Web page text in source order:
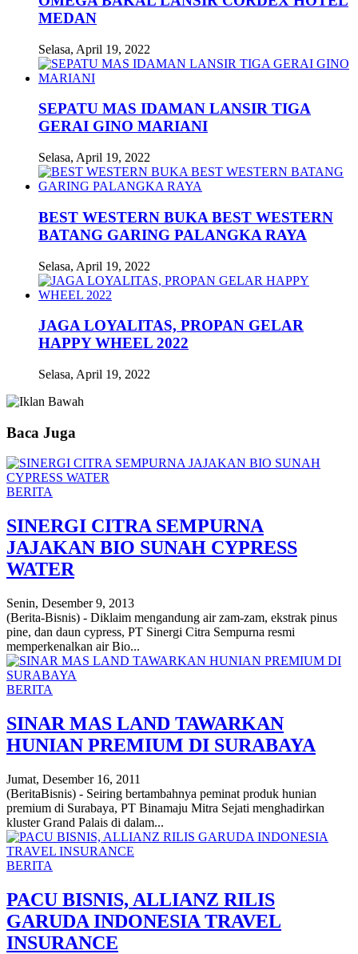
MEDAN
Selasa, April 19, 2022
SEPATU MAS IDAMAN LANSIR TIGA
GERAI GINO MARIANI
Selasa, April 19, 2022
BEST WESTERN BUKA BEST WESTERN
BATANG GARING PALANGKA RAYA
Selasa, April 19, 2022
JAGA LOYALITAS, PROPAN GELAR
HAPPY WHEEL 2022
Selasa, April 19, 2022
Baca Juga
BERITA
SINERGI CITRA SEMPURNA
JAJAKAN BIO SUNAH CYPRESS
WATER
Senin, Desember 9, 2013
(Berita-Bisnis) - Diklaim mengandung air zam-zam, ekstrak pinus
pine, dan daun cypress, PT Sinergi Citra Sempurna resmi
memperkenalkan air Bio...
BERITA
SINAR MAS LAND TAWARKAN
HUNIAN PREMIUM DI SURABAYA
Jumat, Desember 16, 2011
(BeritaBisnis) - Seiring bertambahnya peminat produk hunian
premium di Surabaya, PT Binamaju Mitra Sejati menghadirkan
kluster Grand Palais di dalam...
BERITA
PACU BISNIS, ALLIANZ RILIS
GARUDA INDONESIA TRAVEL
INSURANCE